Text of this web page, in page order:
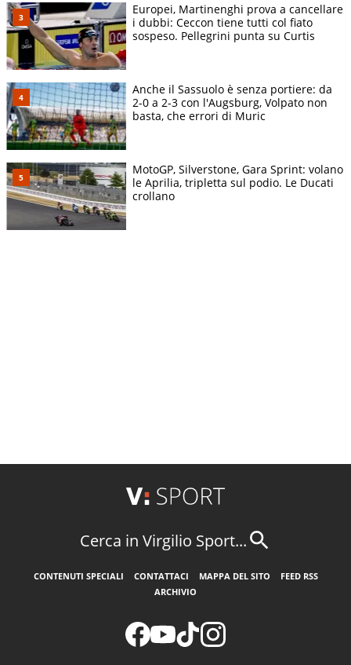
Europei, Martinenghi prova a cancellare
i dubbi: Ceccon tiene tutti col fiato
sospeso. Pellegrini punta su Curtis
Anche il Sassuolo è senza portiere: da
2-0 a 2-3 con l'Augsburg, Volpato non
basta, che errori di Muric
MotoGP, Silverstone, Gara Sprint: volano
le Aprilia, tripletta sul podio. Le Ducati
crollano
Cerca in Virgilio Sport...
CONTENUTI SPECIALI CONTATTACI MAPPA DEL SITO
FEED RSS
ARCHIVIO